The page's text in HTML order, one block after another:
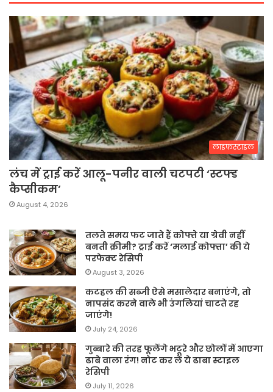
लाइफस्टाइल
लंच में ट्राई करें आलू-पनीर वाली चटपटी ‘स्टफ्ड
कैप्सीकम’
August 4, 2026
तलते समय फट जाते हैं कोफ्ते या ग्रेवी नहीं
बनती क्रीमी? ट्राई करें ‘मलाई कोफ्ता’ की ये
परफेक्ट रेसिपी
August 3, 2026
कटहल की सब्जी ऐसे मसालेदार बनाएंगे, तो
नापसंद करने वाले भी उंगलियां चाटते रह
जाएंगे!
July 24, 2026
गुब्बारे की तरह फूलेंगे भटूरे और छोलों में आएगा
ढाबे वाला रंग! नोट कर लें ये ढाबा स्टाइल
रेसिपी
July 11, 2026